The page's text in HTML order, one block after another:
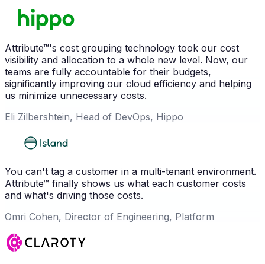
Attribute™'s cost grouping technology took our cost
visibility and allocation to a whole new level. Now, our
teams are fully accountable for their budgets,
significantly improving our cloud efficiency and helping
us minimize unnecessary costs.
Eli Zilbershtein, Head of DevOps, Hippo
You can't tag a customer in a multi-tenant environment.
Attribute™ finally shows us what each customer costs
and what's driving those costs.
Omri Cohen, Director of Engineering, Platform